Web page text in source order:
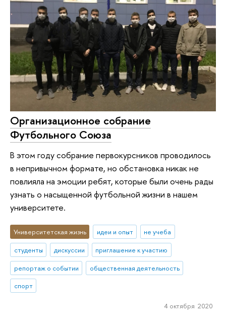
Организационное собрание
Футбольного Союза
В этом году собрание первокурсников проводилось
в непривычном формате, но обстановка никак не
повлияла на эмоции ребят, которые были очень рады
узнать о насыщенной футбольной жизни в нашем
университете.
Университетская жизнь идеи и опыт
не учеба
студенты
дискуссии
приглашение к участию
репортаж о событии
общественная деятельность
спорт
4 октября 2020